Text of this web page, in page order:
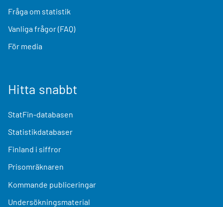
Fråga om statistik
Vanliga frågor (FAQ)
För media
Hitta snabbt
StatFin-databasen
Statistikdatabaser
Finland i siffror
Prisomräknaren
Kommande publiceringar
Undersökningsmaterial